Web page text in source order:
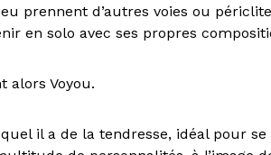
prennent d’autres voies ou
en solo avec ses propres
alors Voyou.
il a de la tendresse, idéal pour